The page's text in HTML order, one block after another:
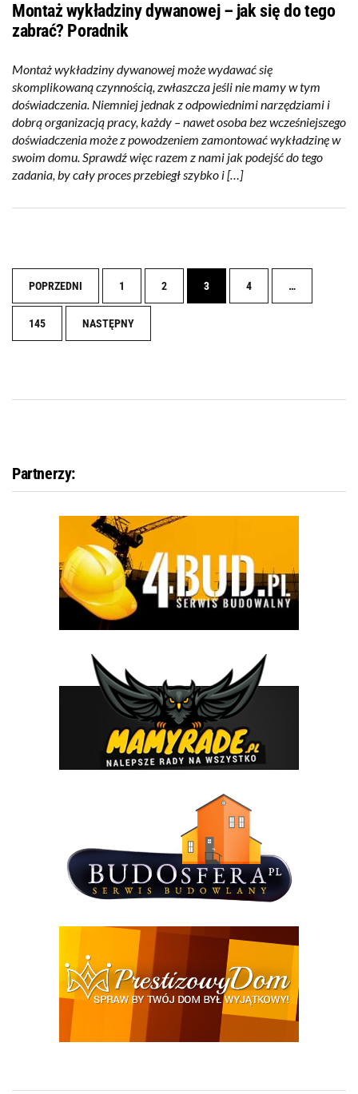
Montaż wykładziny dywanowej – jak się do tego
zabrać? Poradnik
Montaż wykładziny dywanowej może wydawać się
skomplikowaną czynnością, zwłaszcza jeśli nie mamy w tym
doświadczenia. Niemniej jednak z odpowiednimi narzędziami i
dobrą organizacją pracy, każdy – nawet osoba bez wcześniejszego
doświadczenia może z powodzeniem zamontować wykładzinę w
swoim domu. Sprawdź więc razem z nami jak podejść do tego
zadania, by cały proces przebiegł szybko i […]
Nawigacja
POPRZEDNI 1 2 3 4 …
145 NASTĘPNY
Partnerzy: